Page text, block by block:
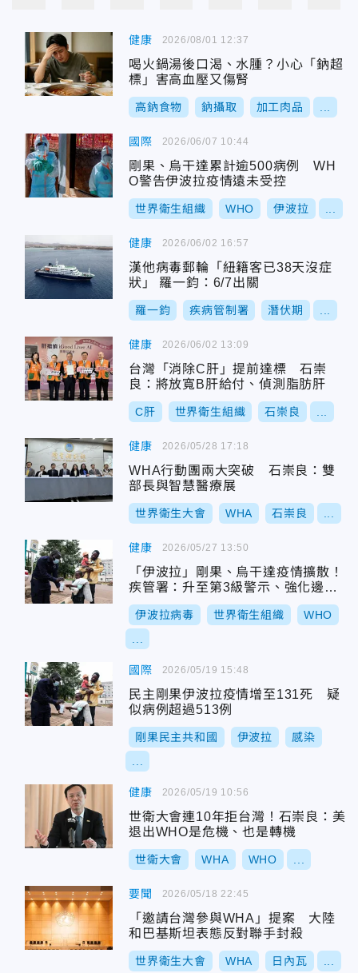
健康
喝火鍋湯後口渴、水腫？小心「鈉超
標」害高血壓又傷腎
高鈉食物 鈉攝取 加工肉品
2026/08/01 12:37
國際
剛果、烏干達累計逾500病例 WH
O警告伊波拉疫情遠未受控
世界衛生組織 WHO 伊波拉
2026/06/07 10:44
健康
漢他病毒郵輪「紐籍客已38天沒症
狀」 羅一鈞：6/7出關
羅一鈞 疾病管制署 潛伏期
2026/06/02 16:57
健康
台灣「消除C肝」提前達標 石崇
良：將放寬B肝給付、偵測脂肪肝
C肝 世界衛生組織 石崇良
2026/06/02 13:09
健康
WHA行動團兩大突破 石崇良：雙
部長與智慧醫療展
世界衛生大會 WHA 石崇良
2026/05/28 17:18
健康
「伊波拉」剛果、烏干達疫情擴散！
疾管署：升至第3級警示、強化邊境
聯防
伊波拉病毒 世界衛生組織 WHO
2026/05/27 13:50
國際
民主剛果伊波拉疫情增至131死 疑
似病例超過513例
剛果民主共和國 伊波拉 感染
2026/05/19 15:48
健康
世衛大會連10年拒台灣！石崇良：美
退出WHO是危機、也是轉機
世衛大會 WHA WHO
2026/05/19 10:56
要聞
「邀請台灣參與WHA」提案 大陸
和巴基斯坦表態反對聯手封殺
世界衛生大會 WHA 日內瓦
2026/05/18 22:45